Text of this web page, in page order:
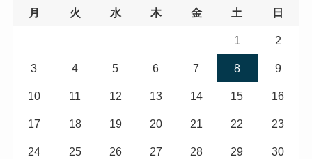
月 火 水 木 金 土 日
1 2
3 4 5 6 7 8 9
10 11 12 13 14 15 16
17 18 19 20 21 22 23
24 25 26 27 28 29 30